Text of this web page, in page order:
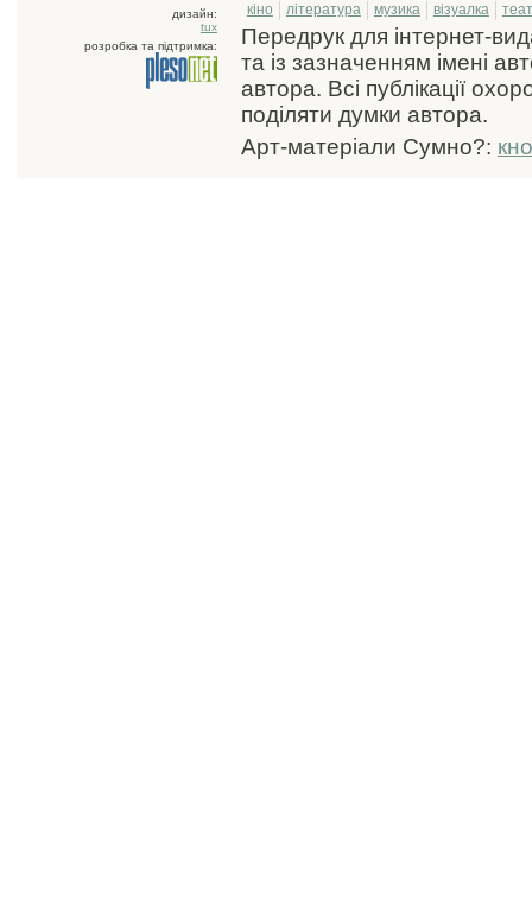
дизайн:
tux
розробка та підтримка:
кіно література музика візуалка
Передрук для інтернет-
та із зазначенням імені
автора. Всі публікації
поділяти думки автора.
Арт-матеріали Сумно?: